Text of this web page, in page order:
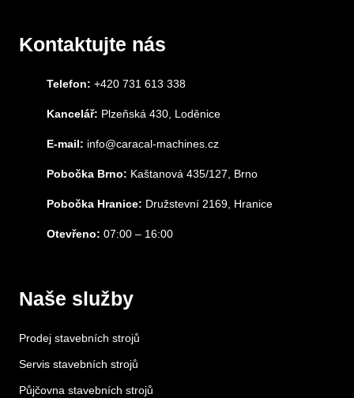
Kontaktujte nás
Telefon: +420 731 613 338
Kancelář: Plzeňská 430, Loděnice
E-mail: info@caracal-machines.cz
Pobočka Brno: Kaštanová 435/127, Brno
Pobočka Hranice: Družstevní 2169, Hranice
Otevřeno: 07:00 – 16:00
Naše služby
Prodej stavebních strojů
Servis stavebních strojů
Půjčovna stavebních strojů